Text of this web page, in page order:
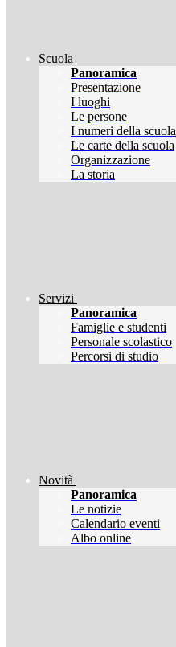
Scuola
Panoramica
Presentazione
I luoghi
Le persone
I numeri della scuola
Le carte della scuola
Organizzazione
La storia
Servizi
Panoramica
Famiglie e studenti
Personale scolastico
Percorsi di studio
Novità
Panoramica
Le notizie
Calendario eventi
Albo online